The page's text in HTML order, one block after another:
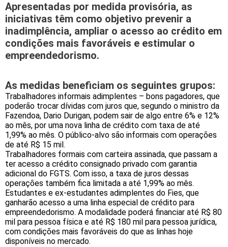
Apresentadas por medida provisória, as
iniciativas têm como objetivo prevenir a
inadimplência, ampliar o acesso ao crédito em
condições mais favoráveis e estimular o
empreendedorismo.
As medidas beneficiam os seguintes grupos:
Trabalhadores informais adimplentes – bons pagadores, que
poderão trocar dívidas com juros que, segundo o ministro da
Fazendoa, Dario Durigan, podem sair de algo entre 6% e 12%
ao mês, por uma nova linha de crédito com taxa de até
1,99% ao mês. O público-alvo são informais com operações
de até R$ 15 mil.
Trabalhadores formais com carteira assinada, que passam a
ter acesso a crédito consignado privado com garantia
adicional do FGTS. Com isso, a taxa de juros dessas
operações também fica limitada a até 1,99% ao mês.
Estudantes e ex-estudantes adimplentes do Fies, que
ganharão acesso a uma linha especial de crédito para
empreendedorismo. A modalidade poderá financiar até R$ 80
mil para pessoa física e até R$ 180 mil para pessoa jurídica,
com condições mais favoráveis do que as linhas hoje
disponíveis no mercado.